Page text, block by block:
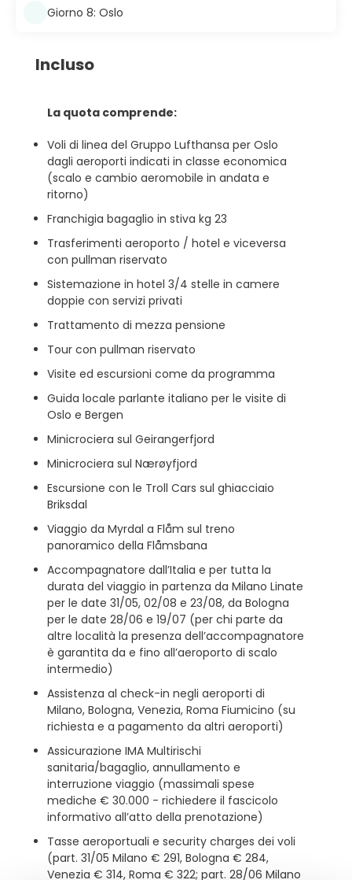
Giorno 8: Oslo
Incluso
La quota comprende:
Voli di linea del Gruppo Lufthansa per Oslo
dagli aeroporti indicati in classe economica
(scalo e cambio aeromobile in andata e
ritorno)
Franchigia bagaglio in stiva kg 23
Trasferimenti aeroporto / hotel e viceversa
con pullman riservato
Sistemazione in hotel 3/4 stelle in camere
doppie con servizi privati
Trattamento di mezza pensione
Tour con pullman riservato
Visite ed escursioni come da programma
Guida locale parlante italiano per le visite di
Oslo e Bergen
Minicrociera sul Geirangerfjord
Minicrociera sul Nærøyfjord
Escursione con le Troll Cars sul ghiacciaio
Briksdal
Viaggio da Myrdal a Flåm sul treno
panoramico della Flåmsbana
Accompagnatore dall’Italia e per tutta la
durata del viaggio in partenza da Milano Linate
per le date 31/05, 02/08 e 23/08, da Bologna
per le date 28/06 e 19/07 (per chi parte da
altre località la presenza dell’accompagnatore
è garantita da e fino all’aeroporto di scalo
intermedio)
Assistenza al check-in negli aeroporti di
Milano, Bologna, Venezia, Roma Fiumicino (su
richiesta e a pagamento da altri aeroporti)
Assicurazione IMA Multirischi
sanitaria/bagaglio, annullamento e
interruzione viaggio (massimali spese
mediche € 30.000 - richiedere il fascicolo
informativo all’atto della prenotazione)
Tasse aeroportuali e security charges dei voli
(part. 31/05 Milano € 291, Bologna € 284,
Venezia € 314, Roma € 322; part. 28/06 Milano